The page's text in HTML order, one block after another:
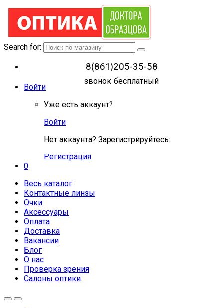
Search for:
8(861)205-35-58
звонок бесплатный
Войти
Уже есть аккаунт?
Войти
Нет аккаунта? Зарегистрируйтесь:
Регистрация
0
Весь каталог
Контактные линзы
Очки
Аксессуары
Оплата
Доставка
Вакансии
Блог
О нас
Проверка зрения
Салоны оптики